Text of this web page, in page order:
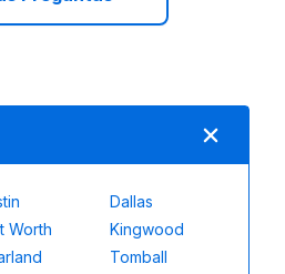
Dallas
Worth
Kingwood
Tomball